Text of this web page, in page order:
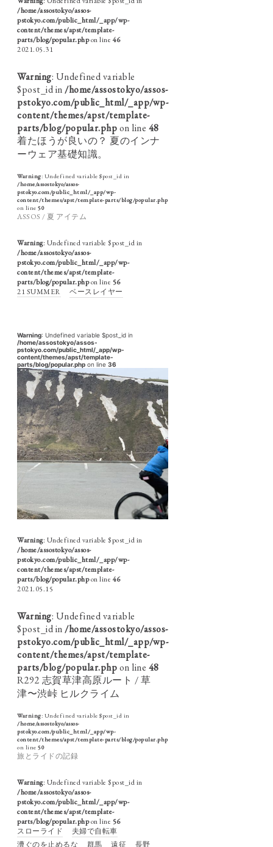
/home/assostokyo/assos-
pstokyo.com/public_html/_app/wp-
content/themes/apst/template-
parts/blog/popular.phpon line 46
2021.05.31
Warning: Undefined variable
$post_id in/home/assostokyo/assos-
pstokyo.com/public_html/_app/wp-
content/themes/apst/template-
parts/blog/popular.phpon line 48
着たほうが良いの？ 夏のインナ
ーウェア基礎知識。
Warning: Undefined variable $post_id in
/home/assostokyo/assos-
pstokyo.com/public_html/_app/wp-
content/themes/apst/template-parts/blog/popular.php
on line 50
ASSOS / 夏 アイテム
Warning: Undefined variable $post_id in
/home/assostokyo/assos-
pstokyo.com/public_html/_app/wp-
content/themes/apst/template-
parts/blog/popular.phpon line 56
21 SUMMER
ベースレイヤー
Warning: Undefined variable $post_id in
/home/assostokyo/assos-
pstokyo.com/public_html/_app/wp-
content/themes/apst/template-
parts/blog/popular.php on line 36
Warning: Undefined variable $post_id in
/home/assostokyo/assos-
pstokyo.com/public_html/_app/wp-
content/themes/apst/template-
parts/blog/popular.phpon line 46
2021.05.15
Warning: Undefined variable
$post_id in/home/assostokyo/assos-
pstokyo.com/public_html/_app/wp-
content/themes/apst/template-
parts/blog/popular.phpon line 48
R292 志賀草津高原ルート / 草
津〜渋峠 ヒルクライム
Warning: Undefined variable $post_id in
/home/assostokyo/assos-
pstokyo.com/public_html/_app/wp-
content/themes/apst/template-parts/blog/popular.php
on line 50
旅とライドの記録
Warning: Undefined variable $post_id in
/home/assostokyo/assos-
pstokyo.com/public_html/_app/wp-
content/themes/apst/template-
parts/blog/popular.phpon line 56
スローライド
夫婦で自転車
漕ぐのを止めるな
群馬 遠征 長野